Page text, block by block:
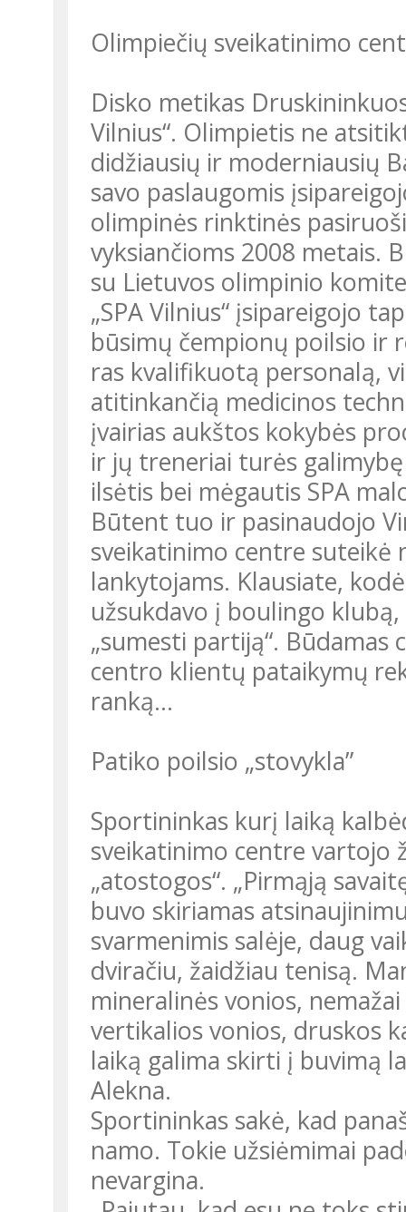
Olimpiečių sveikatinimo
Disko metikas
Vilnius“. Olimpietis ne
didžiausių ir moderniausių
savo paslaugomis
olimpinės rinktinės
vyksiančioms 2008 metais.
su Lietuvos olimpinio
„SPA Vilnius“ įsipareigojo
būsimų čempionų poilsio ir
ras kvalifikuotą personalą,
atitinkančią medicinos
įvairias aukštos kokybės
ir jų treneriai turės
ilsėtis bei mėgautis SPA
Būtent tuo ir pasinaudojo
sveikatinimo centre suteikė
lankytojams. Klausiate,
užsukdavo į boulingo
„sumesti partiją“.
centro klientų pataikymų
ranką…
Patiko poilsio „stovykla”
Sportininkas kurį laiką
sveikatinimo centre vartojo
„atostogos“. „Pirmąją
buvo skiriamas
svarmenimis salėje, daug
dviračiu, žaidžiau tenisą.
mineralinės vonios,
vertikalios vonios, druskos
laiką galima skirti į buvimą
Alekna.
Sportininkas sakė, kad
namo. Tokie užsiėmimai
nevargina.